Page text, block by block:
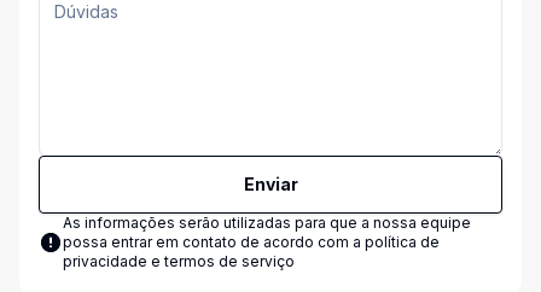
Enviar
As informações serão utilizadas para que a nossa equipe
possa entrar em contato de acordo com a política de
privacidade e termos de serviço